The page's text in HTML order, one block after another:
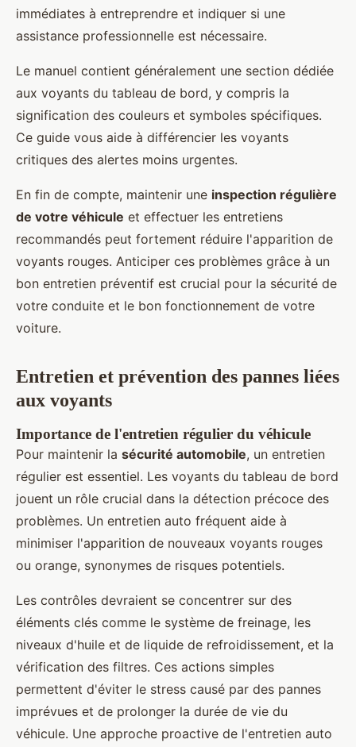
immédiates à entreprendre et indiquer si une
assistance professionnelle est nécessaire.
Le manuel contient généralement une section dédiée
aux voyants du tableau de bord, y compris la
signification des couleurs et symboles spécifiques.
Ce guide vous aide à différencier les voyants
critiques des alertes moins urgentes.
En fin de compte, maintenir une inspection régulière
de votre véhicule et effectuer les entretiens
recommandés peut fortement réduire l'apparition de
voyants rouges. Anticiper ces problèmes grâce à un
bon entretien préventif est crucial pour la sécurité de
votre conduite et le bon fonctionnement de votre
voiture.
Entretien et prévention des pannes liées
aux voyants
Importance de l'entretien régulier du véhicule
Pour maintenir la sécurité automobile, un entretien
régulier est essentiel. Les voyants du tableau de bord
jouent un rôle crucial dans la détection précoce des
problèmes. Un entretien auto fréquent aide à
minimiser l'apparition de nouveaux voyants rouges
ou orange, synonymes de risques potentiels.
Les contrôles devraient se concentrer sur des
éléments clés comme le système de freinage, les
niveaux d'huile et de liquide de refroidissement, et la
vérification des filtres. Ces actions simples
permettent d'éviter le stress causé par des pannes
imprévues et de prolonger la durée de vie du
véhicule. Une approche proactive de l'entretien auto